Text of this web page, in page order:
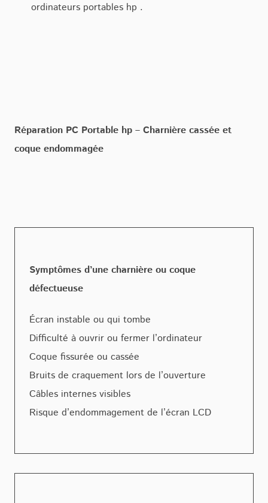
ordinateurs portables hp .
Réparation PC Portable hp – Charnière cassée et
coque endommagée
Symptômes d’une charnière ou coque
défectueuse
Écran instable ou qui tombe
Difficulté à ouvrir ou fermer l’ordinateur
Coque fissurée ou cassée
Bruits de craquement lors de l’ouverture
Câbles internes visibles
Risque d’endommagement de l’écran LCD